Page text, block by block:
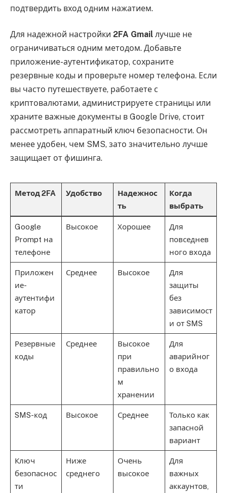
подтвердить вход одним нажатием.
Для надежной настройки 2FA Gmail лучше не
ограничиваться одним методом. Добавьте
приложение-аутентификатор, сохраните
резервные коды и проверьте номер телефона. Если
вы часто путешествуете, работаете с
криптовалютами, администрируете страницы или
храните важные документы в Google Drive, стоит
рассмотреть аппаратный ключ безопасности. Он
менее удобен, чем SMS, зато значительно лучше
защищает от фишинга.
Метод 2FA Удобство
Надежнос
ть
Когда
выбрать
Google
Prompt на
телефоне
Высокое Хорошее
Для
повседнев
ного входа
Приложен
ие-
аутентифи
катор
Среднее Высокое
Для
защиты
без
зависимост
и от SMS
Резервные
коды
Среднее
Высокое
при
правильно
м
хранении
Для
аварийног
о входа
SMS-код Высокое Среднее
Только как
запасной
вариант
Ключ
безопаснос
ти
Ниже
среднего
Очень
высокое
Для
важных
аккаунтов,